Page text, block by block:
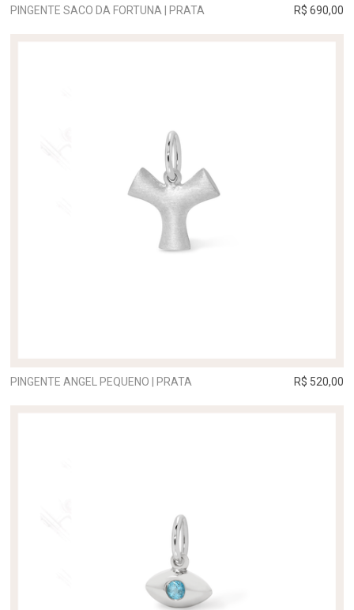
PINGENTE SACO DA FORTUNA | PRATA R$ 690,00
PINGENTE ANGEL PEQUENO | PRATA R$ 520,00